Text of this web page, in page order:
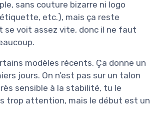
sans couture bizarre ni logo
etc.), mais ça reste
se voit assez vite, donc il ne faut
modèles récents. Ça donne un
jours. On n’est pas sur un talon
sensible à la stabilité, tu le
trop attention, mais le début est un